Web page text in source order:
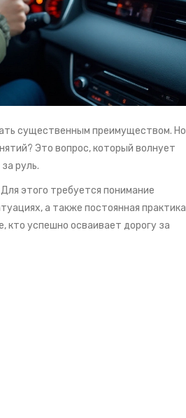
существенным преимуществом. Но
Это вопрос, который волнует
руль.
этого требуется понимание
а также постоянная практика
кто успешно осваивает дорогу за